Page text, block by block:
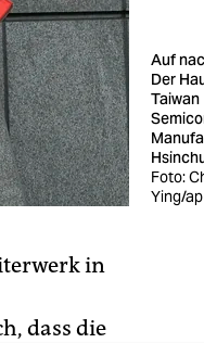
Auf
Der
Taiwan
Foto:
Ying/ap
in
dass die